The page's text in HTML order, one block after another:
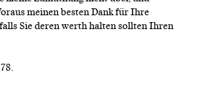
meinen besten Dank für Ihre
Sie deren werth halten sollten Ihren